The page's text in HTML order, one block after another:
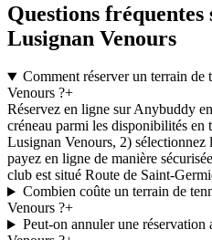
Questions
Lusignan Venours
Comment réserver un terrain
Venours ?+
Réservez en ligne sur Anybuddy
créneau parmi les disponibilités en
Lusignan Venours, 2)
payez en ligne de manière
club est situé Route de Saint-
Combien coûte un terrain de
Venours ?+
Peut-on annuler une